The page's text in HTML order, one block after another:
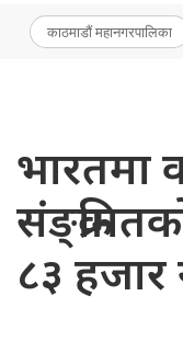
काठमाडौं महानगरपालिका
भारतमा
८३ हजार